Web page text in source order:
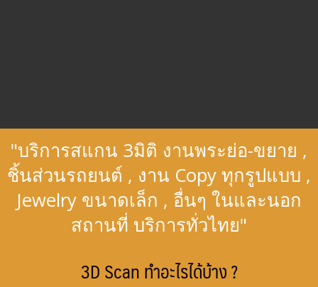
"บริการสแกน 3มิติ งานพระย่อ-ขยาย ,
ชิ้นส่วนรถยนต์ , งาน Copy ทุกรูปแบบ ,
Jewelry ขนาดเล็ก , อื่นๆ ในและนอก
สถานที่ บริการทั่วไทย"
3D Scan ทำอะไรได้บ้าง ?